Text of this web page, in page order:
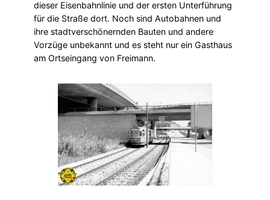
dieser Eisenbahnlinie und der ersten Unterführung
für die Straße dort. Noch sind Autobahnen und
ihre stadtverschönernden Bauten und andere
Vorzüge unbekannt und es steht nur ein Gasthaus
am Ortseingang von Freimann.